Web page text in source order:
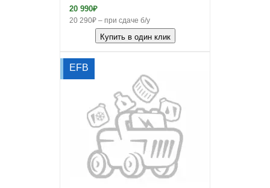
20 990₽
20 290₽ – при сдаче б/у
Купить в один клик
EFB